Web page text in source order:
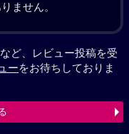
ません。
ど、レビュー投稿を受
ーをお待ちしておりま